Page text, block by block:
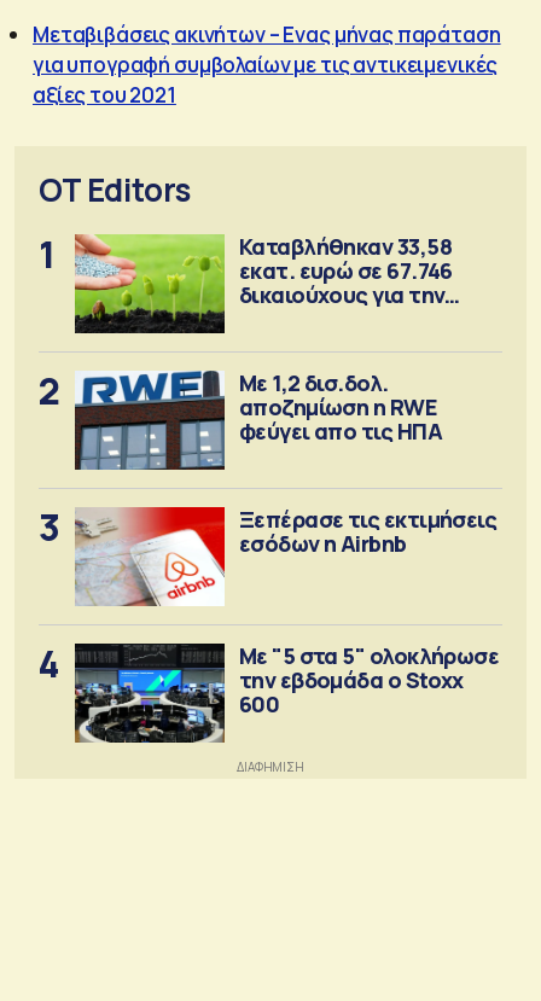
Μεταβιβάσεις ακινήτων – Ενας μήνας παράταση
για υπογραφή συμβολαίων με τις αντικειμενικές
αξίες του 2021
OT Editors
1
Καταβλήθηκαν 33,58
εκατ. ευρώ σε 67.746
δικαιούχους για την
2
Με 1,2 δισ.δολ.
αποζημίωση η RWE
φεύγει απο τις ΗΠΑ
3
Ξεπέρασε τις εκτιμήσεις
εσόδων η Airbnb
4
Με "5 στα 5" ολοκλήρωσε
την εβδομάδα ο Stoxx
600